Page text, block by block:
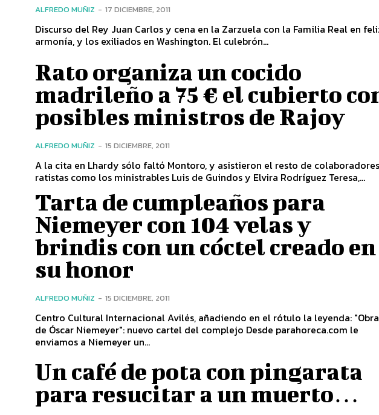
ALFREDO MUÑIZ - 17 DICIEMBRE, 2011
Discurso del Rey Juan Carlos y cena en la Zarzuela con la Familia Real en
armonía, y los exiliados en Washington. El culebrón...
Rato organiza un cocido
madrileño a 75 € el cubierto
posibles ministros de Rajoy
ALFREDO MUÑIZ - 15 DICIEMBRE, 2011
A la cita en Lhardy sólo faltó Montoro, y asistieron el resto de colaboradores
ratistas como los ministrables Luis de Guindos y Elvira Rodríguez Teresa,...
Tarta de cumpleaños para
Niemeyer con 104 velas y
brindis con un cóctel creado en
su honor
ALFREDO MUÑIZ - 15 DICIEMBRE, 2011
Centro Cultural Internacional Avilés, añadiendo en el rótulo la leyenda: "Obra
de Óscar Niemeyer": nuevo cartel del complejo Desde parahoreca.com le
enviamos a Niemeyer un...
Un café de pota con pingarata
para resucitar a un muerto…